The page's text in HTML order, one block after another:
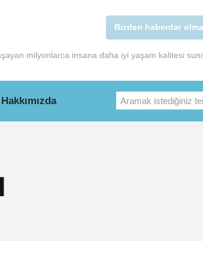
milyonlarca insana daha iyi yaşam kalitesi
Bizden haberdar
Hakkımızda